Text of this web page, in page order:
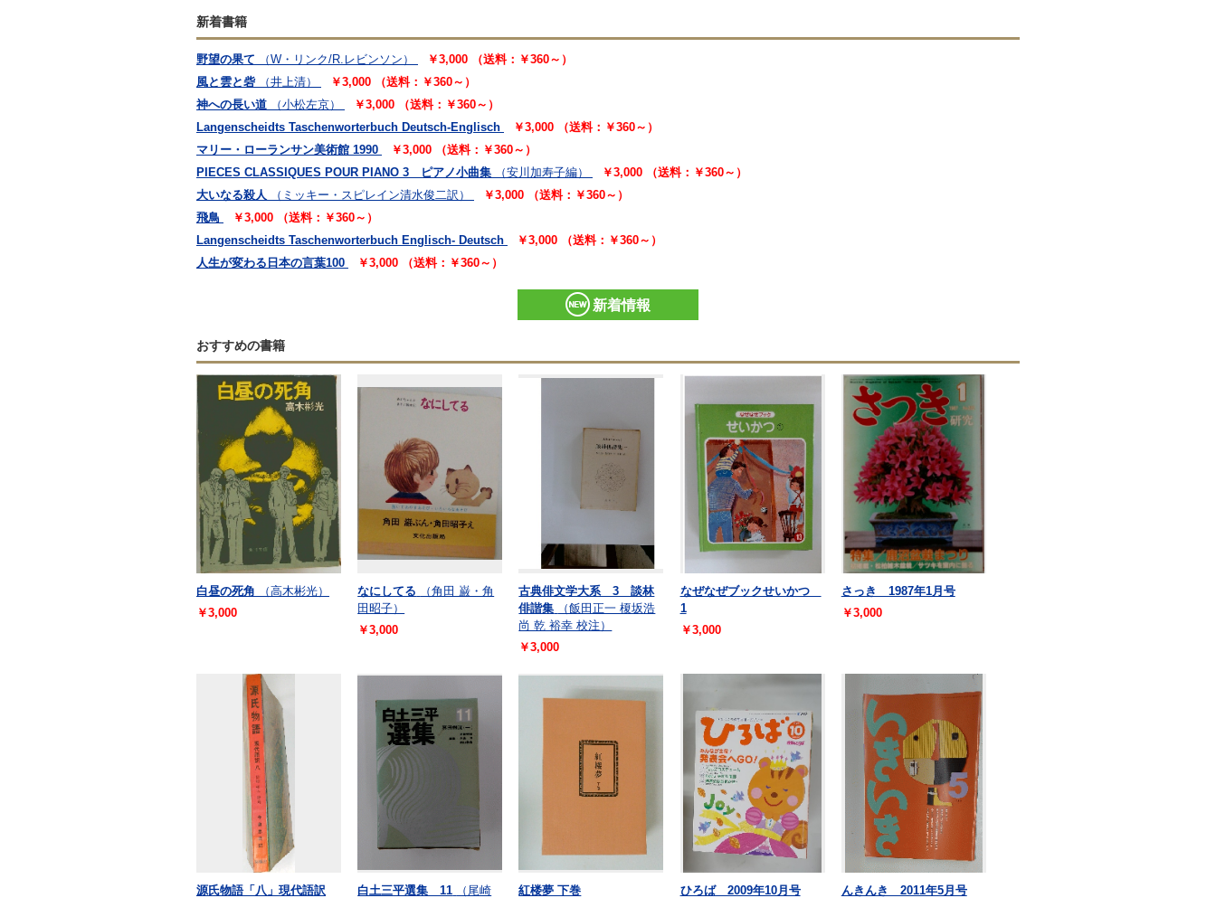
新着書籍
野望の果て （W・リンク/R.レビンソン）
￥3,000 （送料：￥360～）
風と雲と砦
（井上清）
￥3,000 （送料：￥360～）
神への長い道
（小松左京）
￥3,000 （送料：￥360～）
Langenscheidts Taschenworterbuch Deutsch-Englisch
￥3,000 （送料：￥360～）
マリー・ローランサン美術館 1990
￥3,000 （送料：￥360～）
PIECES CLASSIQUES POUR PIANO 3 ピアノ小曲集
（安川加寿子編）
￥3,000 （送料：￥360～）
大いなる殺人
（ミッキー・スピレイン清水俊二訳）
￥3,000 （送料：￥360～）
飛鳥
￥3,000 （送料：￥360～）
Langenscheidts Taschenworterbuch Englisch- Deutsch
￥3,000 （送料：￥360～）
人生が変わる日本の言葉100
￥3,000 （送料：￥360～）
新着情報
おすすめの書籍
白昼の死角
（高木彬光）
￥3,000
なにしてる
（角田 巌・角
田昭子）
￥3,000
古典俳文学大系 3 談林
俳諧集
（飯田正一 榎坂浩
尚 乾 裕幸 校注）
￥3,000
なぜなぜブックせいかつ
1
￥3,000
さっき 1987年1月号
￥3,000
源氏物語「八」現代語訳 白土三平選集 11 （尾崎 紅楼夢 下巻 ひろば 2009年10月号 んきんき 2011年5月号